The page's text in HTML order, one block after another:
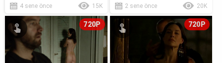
4 sene önce
15K
2 sene önce
20K
720P 720P